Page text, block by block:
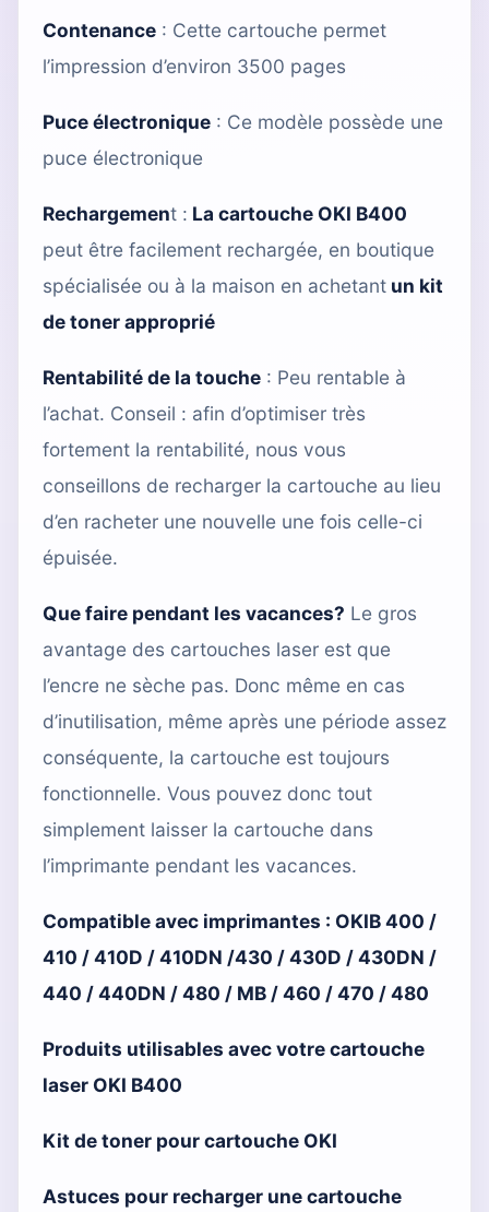
Contenance : Cette cartouche permet
l’impression d’environ 3500 pages
Puce électronique : Ce modèle possède une
puce électronique
Rechargement : La cartouche OKI B400
peut être facilement rechargée, en boutique
spécialisée ou à la maison en achetant un kit
de toner approprié
Rentabilité de la touche : Peu rentable à
l’achat. Conseil : afin d’optimiser très
fortement la rentabilité, nous vous
conseillons de recharger la cartouche au lieu
d’en racheter une nouvelle une fois celle-ci
épuisée.
Que faire pendant les vacances? Le gros
avantage des cartouches laser est que
l’encre ne sèche pas. Donc même en cas
d’inutilisation, même après une période assez
conséquente, la cartouche est toujours
fonctionnelle. Vous pouvez donc tout
simplement laisser la cartouche dans
l’imprimante pendant les vacances.
Compatible avec imprimantes : OKIB 400 /
410 / 410D / 410DN /430 / 430D / 430DN /
440 / 440DN / 480 / MB / 460 / 470 / 480
Produits utilisables avec votre cartouche
laser OKI B400
Kit de toner pour cartouche OKI
Astuces pour recharger une cartouche